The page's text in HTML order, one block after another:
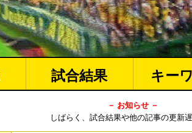
試合結果 キー
－ お知らせ －
しばらく、試合結果や他の記事の更新